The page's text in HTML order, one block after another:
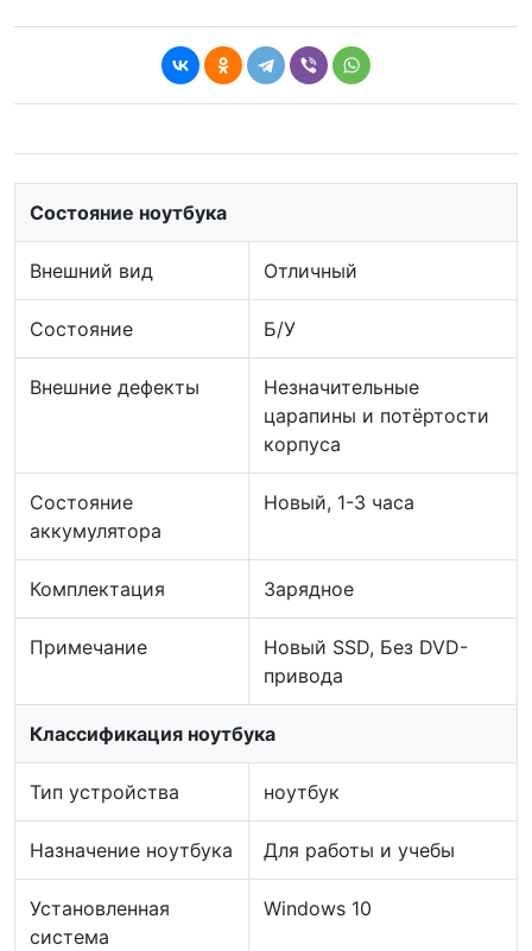
Состояние ноутбука
Внешний вид Отличный
Состояние Б/У
Внешние дефекты
Незначительные
царапины и потёртости
корпуса
Состояние
аккумулятора
Новый, 1-3 часа
Комплектация Зарядное
Примечание
Новый SSD, Без DVD-
привода
Классификация ноутбука
Тип устройства ноутбук
Назначение ноутбука Для работы и учебы
Установленная
система
Windows 10